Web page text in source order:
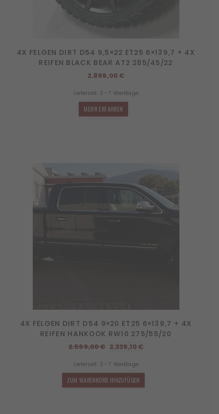
4X FELGEN DIRT D54 9,5×22 ET25 6×139,7 + 4X
REIFEN BLACK BEAR AT2 285/45/22
2.899,00€
Lieferzeit: 3 - 7 Werktage
MEHR ERFAHREN
4X FELGEN DIRT D54 9×20 ET25 6×139,7 + 4X
REIFEN HANKOOK RW10 275/55/20
2.599,00€ Ursprünglicher
war:
2.599,00 €
2.339,10 €Aktueller
Lieferzeit: 3 - 7 Werktage
ZUM WARENKORB HINZUFÜGEN